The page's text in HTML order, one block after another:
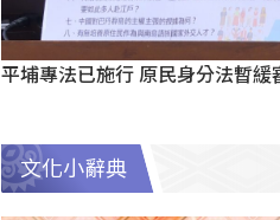
平埔專法已施行 原民身分法暫緩
文化小辭典